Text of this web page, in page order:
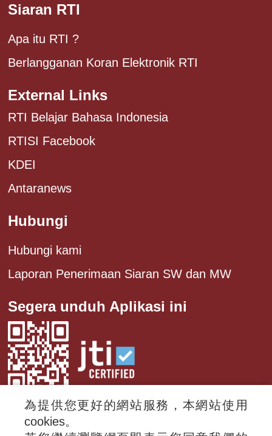
Siaran RTI
Apa itu RTI ?
Berlangganan Koran Elektronik RTI
External Links
RTI Belajar Bahasa Indonesia
RTISI Facebook
KDEI
Antaranews
Hubungi
Hubungi kami
Laporan Penerimaan Siaran SW dan MW
Segera unduh Aplikasi ini
為提供您更好的網站服務，本網站使用
cookies。